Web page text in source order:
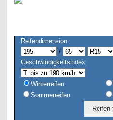
Reifendimension:
/
Geschwindigkeitsindex:
Winterreifen
Sommerreifen